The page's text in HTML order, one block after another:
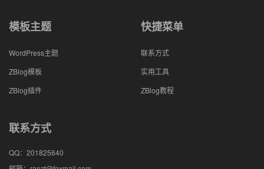
模板主题
WordPress主题
ZBlog模板
ZBlog插件
快捷菜单
联系方式
实用工具
ZBlog教程
联系方式
QQ： 201825640